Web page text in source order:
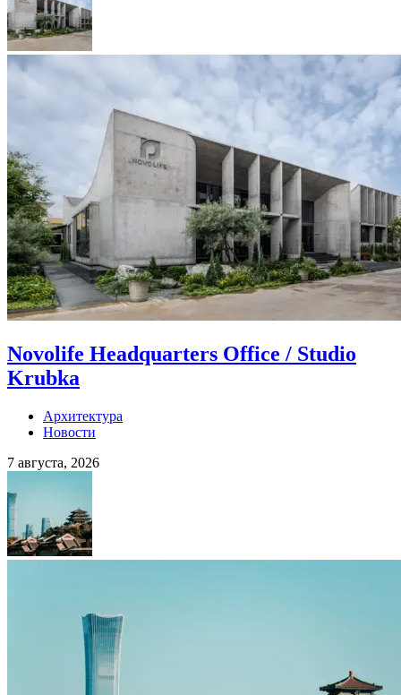
Novolife Headquarters Office / Studio
Krubka
Архитектура
Новости
7 августа, 2026